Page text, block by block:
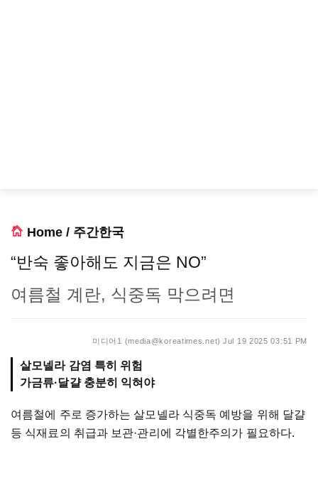
Home / 주간한국
“반숙 좋아해도 지금은 NO”
여름철 계란, 식중독 막으려면
미디어1 (media@koreatimes.net) Jul 19 2025 03:51 PM
살모넬라 감염 특히 위험
가금류·달걀 충분히 익혀야
여름철에 주로 증가하는 살모넬라 식중독 예방을 위해 달걀
등 식재료의 취급과 보관·관리에 각별한주의가 필요하다.